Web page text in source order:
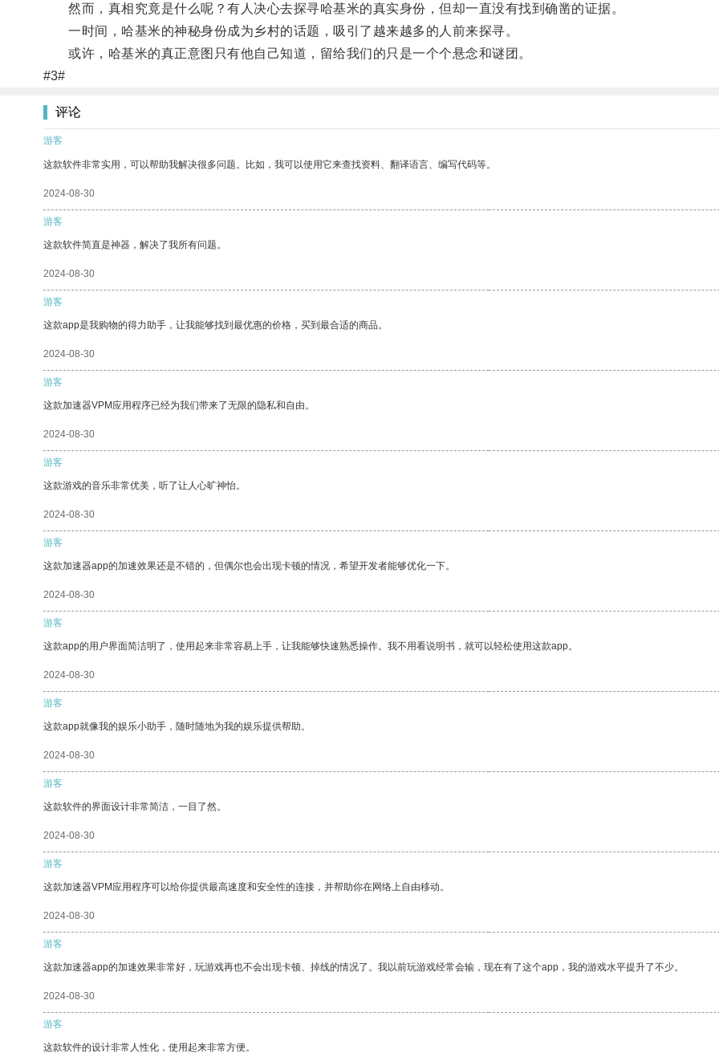
然而，真相究竟是什么呢？有人决心去探寻哈基米的真实身份，但却一直没有找到确凿的证据。
一时间，哈基米的神秘身份成为乡村的话题，吸引了越来越多的人前来探寻。
或许，哈基米的真正意图只有他自己知道，留给我们的只是一个个悬念和谜团。
#3#
评论
游客
这款软件非常实用，可以帮助我解决很多问题。比如，我可以使用它来查找资料、翻译语言、编写代码等。
2024-08-30
游客
这款软件简直是神器，解决了我所有问题。
2024-08-30
游客
这款app是我购物的得力助手，让我能够找到最优惠的价格，买到最合适的商品。
2024-08-30
游客
这款加速器VPM应用程序已经为我们带来了无限的隐私和自由。
2024-08-30
游客
这款游戏的音乐非常优美，听了让人心旷神怡。
2024-08-30
游客
这款加速器app的加速效果还是不错的，但偶尔也会出现卡顿的情况，希望开发者能够优化一下。
2024-08-30
游客
这款app的用户界面简洁明了，使用起来非常容易上手，让我能够快速熟悉操作。我不用看说明书，就可以轻松使用这款app。
2024-08-30
游客
这款app就像我的娱乐小助手，随时随地为我的娱乐提供帮助。
2024-08-30
游客
这款软件的界面设计非常简洁，一目了然。
2024-08-30
游客
这款加速器VPM应用程序可以给你提供最高速度和安全性的连接，并帮助你在网络上自由移动。
2024-08-30
游客
这款加速器app的加速效果非常好，玩游戏再也不会出现卡顿、掉线的情况了。我以前玩游戏经常会输，现在有了这个app，我的游戏水平提升了不少。
2024-08-30
游客
这款软件的设计非常人性化，使用起来非常方便。